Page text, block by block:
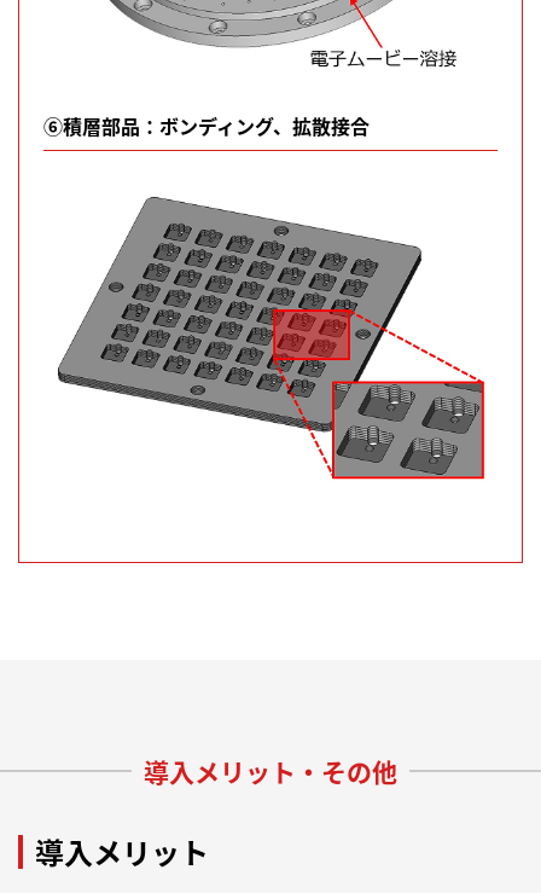
⑥積層部品：ボンディング、拡散接合
導入メリット・その他
導入メリット